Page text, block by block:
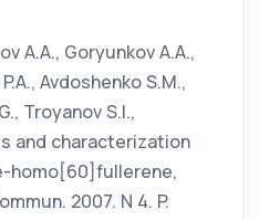
A.A., Goryunkov A.A.,
Avdoshenko S.M.,
Troyanov S.I.,
and characterization
homo[60]fullerene,
2007. N 4. P.